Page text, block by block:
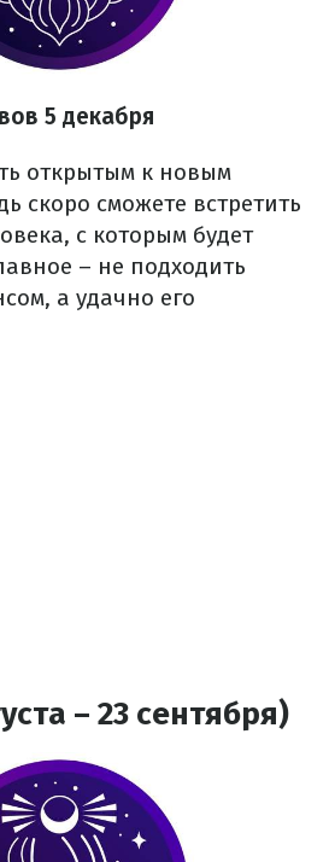
5 декабря
открытым к новым
скоро сможете встретить
с которым будет
– не подходить
а удачно его
– 23 сентября)